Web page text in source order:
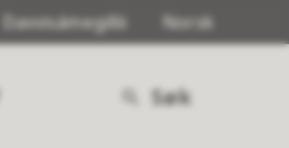
Davvisámegillii Norsk
Søk